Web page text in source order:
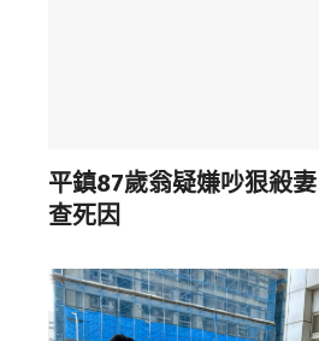
平鎮87歲翁疑嫌吵狠殺
查死因